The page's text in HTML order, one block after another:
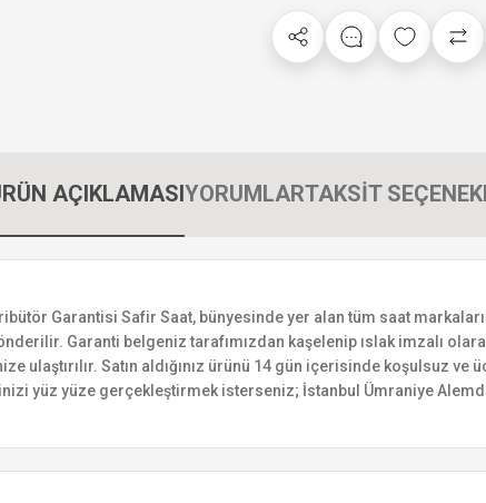
AÇIKLAMASIYORUMLARTAKSİT
Garantisi Safir Saat, bünyesinde yer alan tüm saat
Garanti belgeniz tarafımızdan kaşelenip ıslak imzalı
Satın aldığınız ürünü 14 gün içerisinde koşulsuz
yüz yüze gerçekleştirmek isterseniz; İstanbul Ümraniye